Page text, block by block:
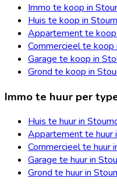
Immo te koop in
Huis te koop in
Appartement te
Commercieel te
Garage te koop in
Grond te koop in
Immo te huur per
Huis te huur in
Appartement te huur
Commercieel te huur
Garage te huur in
Grond te huur in